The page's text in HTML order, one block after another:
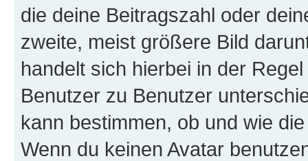
die deine Beitragszahl oder
zweite, meist größere Bild
handelt sich hierbei in der
Benutzer zu Benutzer
kann bestimmen, ob und wie
Wenn du keinen Avatar